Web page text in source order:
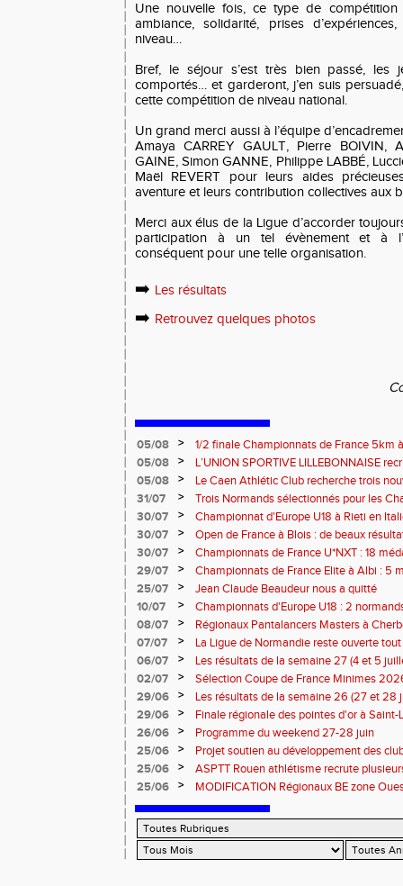
Une nouvelle fois, ce type de
ambiance, solidarité, prises
niveau…
Bref, le séjour s’est très bien passé, les
comportés… et garderont, j’en suis
cette compétition de niveau national.
Un grand merci aussi à l’équipe
Amaya CARREY GAULT, Pierre BOIVIN,
GAINE, Simon GANNE, Philippe LABBÉ,
Maël REVERT pour leurs aides
aventure et leurs contribution collectives aux
Merci aux élus de la Ligue d’accorder
participation à un tel évènement et à
conséquent pour une telle organisation.
➡️ Les résultats
➡️ Retrouvez quelques photos
05/08 >
1/2 finale Championnats de France 5km
13 septembre 2026 : les informations
05/08 >
L’UNION SPORTIVE LILLEBONNAISE
rentrée 2026
05/08 >
Le Caen Athlétic Club recherche trois
civique à compter de septembre 2026
31/07 >
Trois Normands sélectionnés pour les
Eugene !
30/07 >
Championnat d'Europe U18 à Rieti en
normands
30/07 >
Open de France à Blois : de beaux
30/07
>
Championnats de France U*NXT : 18
29/07
>
Championnats de France Elite à Albi : 5
titres !
25/07 >
Jean Claude Beaudeur nous a quitté
10/07
>
Championnats d'Europe U18 : 2
08/07
>
Régionaux Pantalancers Masters à
07/07
>
La Ligue de Normandie reste ouverte tout
06/07
>
Les résultats de la semaine 27 (4 et 5
02/07
>
Sélection Coupe de France Minimes
29/06
>
Les résultats de la semaine 26 (27 et 28
29/06
>
Finale régionale des pointes d'or à
informations
26/06 >
Programme du weekend 27-28 juin
25/06
>
Projet soutien au développement des
25/06
>
ASPTT Rouen athlétisme recrute
25/06
>
MODIFICATION Régionaux BE zone